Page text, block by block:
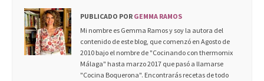
PUBLICADO POR GEMMA RAMOS
Mi nombre es Gemma Ramos y soy la autora del
contenido de este blog, que comenzó en Agosto de
2010 bajo el nombre de "Cocinando con thermomix
Málaga" hasta marzo 2017 que pasó a llamarse
"Cocina Boquerona". Encontrarás recetas de todo